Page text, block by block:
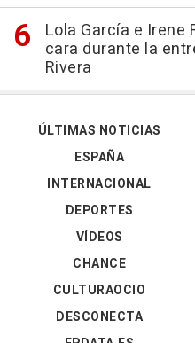
Lola García e Irene
cara durante la
Rivera
ÚLTIMAS NOTICIAS
ESPAÑA
INTERNACIONAL
DEPORTES
VÍDEOS
CHANCE
CULTURAOCIO
DESCONECTA